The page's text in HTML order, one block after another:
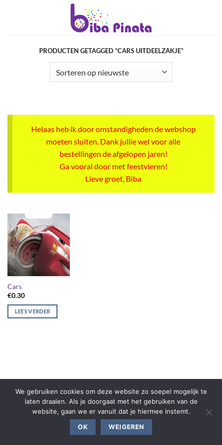
PRODUCTEN GETAGGED “CARS UITDEELZAKJE”
Helaas heb ik door omstandigheden de webshop
moeten sluiten. Dank jullie wel voor alle
bestellingen de afgelopen jaren!
Ga vooral door met feestvieren!
Lieve groet, Biba
Cars
€0.30
LEES VERDER
We gebruiken cookies om deze website zo soepel mogelijk te
laten draaien. Als je doorgaat met het gebruiken van de
website, gaan we er vanuit dat je hiermee instemt.
OK WEIGEREN